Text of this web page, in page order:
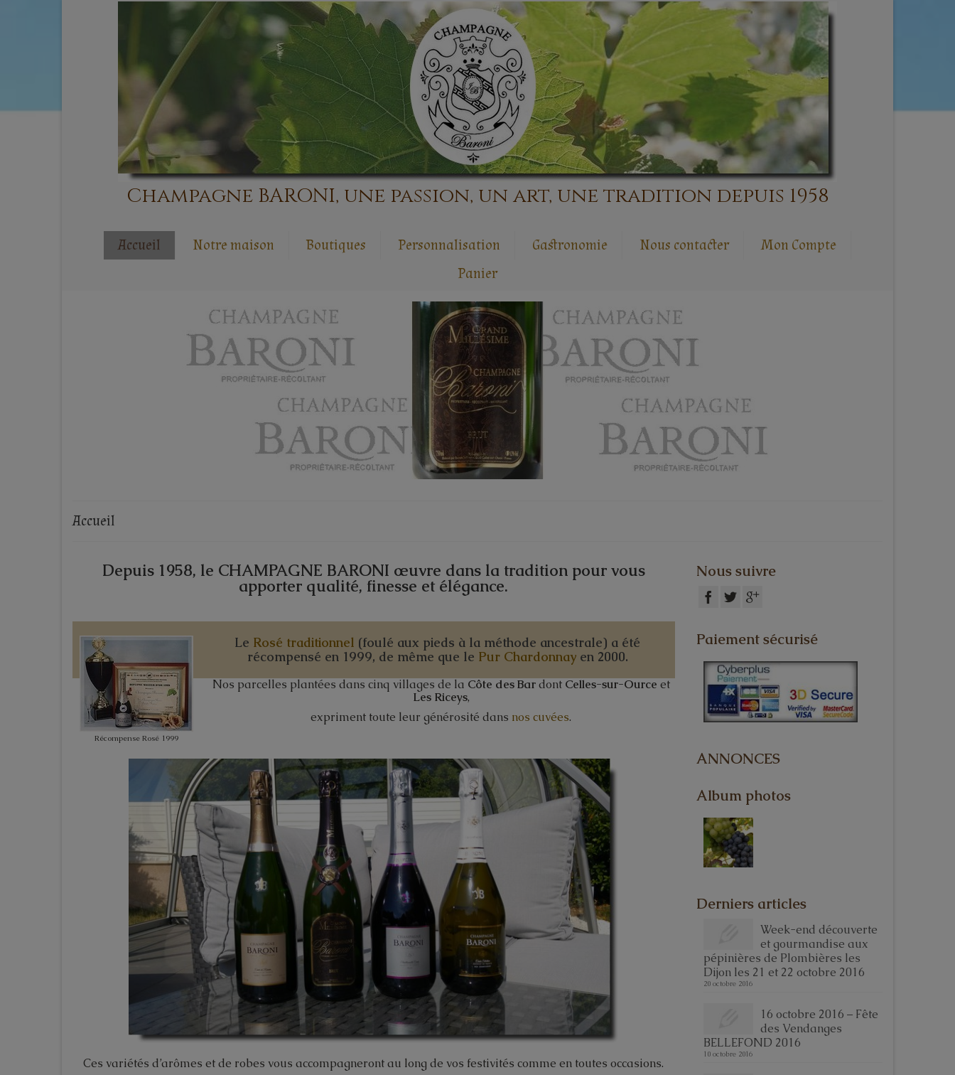
Champagne BARONI, une passion, un art, une tradition depuis 1958
Accueil Notre maison Boutiques Personnalisation Gastronomie Nous contacter
Mon Compte
Panier
Accueil
Depuis 1958, le CHAMPAGNE BARONI œuvre dans la tradition pour vous
apporter qualité, finesse et élégance.
Récompense Rosé 1999
Le Rosé traditionnel (foulé aux pieds à la méthode ancestrale) a été
récompensé en 1999, de même que le Pur Chardonnayen 2000.
Nos parcelles plantées dans cinq villages de la Côte des Bardont Celles-sur-Ource et
Les Riceys,
expriment toute leur générosité dans nos cuvées.
Ces variétés d’arômes et de robes vous accompagneront au long de vos festivités comme en toutes occasions.
Nous suivre
Paiement sécurisé
ANNONCES
Album photos
Derniers articles
Week-end découverte
et gourmandise aux
pépinières de Plombières les
Dijon les 21 et 22 octobre 2016
20 octobre 2016
16 octobre 2016 – Fête
des Vendanges
BELLEFOND 2016
10 octobre 2016